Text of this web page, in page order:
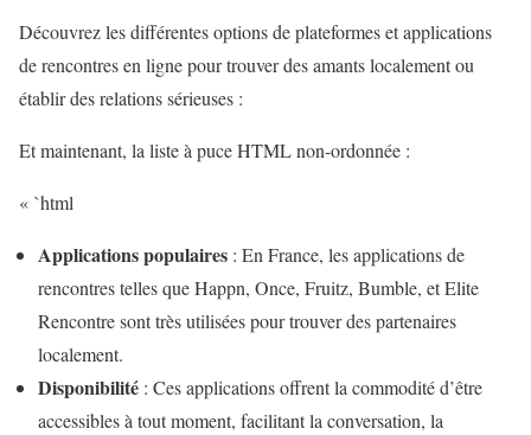
Découvrez les différentes options de plateformes et applications
de rencontres en ligne pour trouver des amants localement ou
établir des relations sérieuses :
Et maintenant, la liste à puce HTML non-ordonnée :
« `html
Applications populaires : En France, les applications de
rencontres telles que Happn, Once, Fruitz, Bumble, et Elite
Rencontre sont très utilisées pour trouver des partenaires
localement.
Disponibilité : Ces applications offrent la commodité d’être
accessibles à tout moment, facilitant la conversation, la